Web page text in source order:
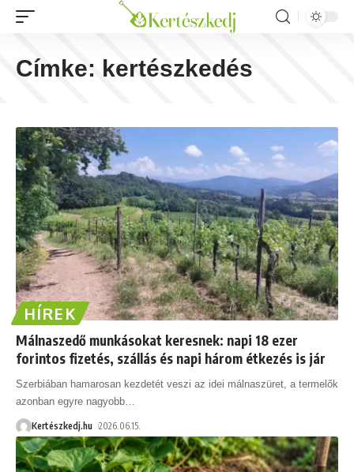
Címke: kertészkedés
HÍREK
Málnaszedő munkásokat keresnek: napi 18 ezer
forintos fizetés, szállás és napi három étkezés is jár
Szerbiában hamarosan kezdetét veszi az idei málnaszüret, a termelők
azonban egyre nagyobb
Kertészkedj.hu 2026.06.15.